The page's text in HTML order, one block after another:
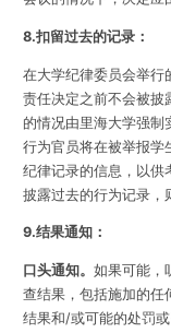
8.扣留过去的记录：
在大学纪律委员会举行
责任决定之前不会被披
的情况由里海大学强制
行为官员将在被举报学
纪律记录的信息，以供
披露过去的行为记录，
9.结果通知：
口头通知。 如果可能，
查结果，包括施加的任
结果和/或可能的处罚